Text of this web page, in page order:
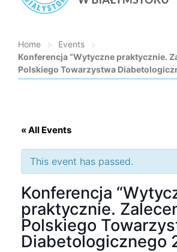
Home > Events
>
Konferencja “Wytyczne praktycznie.
Polskiego Towarzystwa
« All Events
This event has passed.
Konferencja
praktycznie.
Polskiego
Diabetologicznego